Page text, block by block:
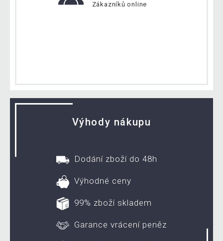
Zákazníků online
Výhody nákupu
Dodání zboží do 48h
Výhodné ceny
99% zboží skladem
Garance vrácení peněz